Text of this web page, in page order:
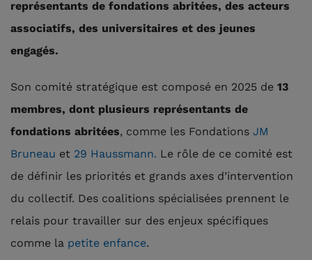
représentants de fondations abritées, des acteurs
associatifs, des universitaires et des jeunes
engagés.
Son comité stratégique est composé en 2025 de 13
membres, dont plusieurs représentants de
fondations abritées, comme les Fondations JM
Bruneau et 29 Haussmann. Le rôle de ce comité est
de définir les priorités et grands axes d’intervention
du collectif. Des coalitions spécialisées prennent le
relais pour travailler sur des enjeux spécifiques
comme la petite enfance.